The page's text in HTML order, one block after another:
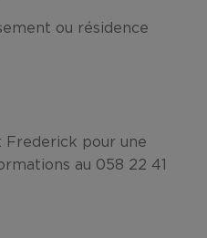
ou résidence
Frederick pour une
au 058 22 41